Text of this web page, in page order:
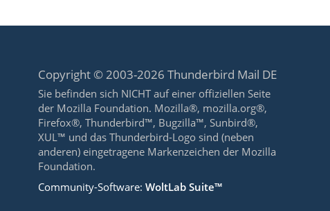
Copyright © 2003-2026 Thunderbird Mail DE
Sie befinden sich NICHT auf einer offiziellen Seite
der Mozilla Foundation. Mozilla®, mozilla.org®,
Firefox®, Thunderbird™, Bugzilla™, Sunbird®,
XUL™ und das Thunderbird-Logo sind (neben
anderen) eingetragene Markenzeichen der Mozilla
Foundation.
Community-Software:WoltLab Suite™